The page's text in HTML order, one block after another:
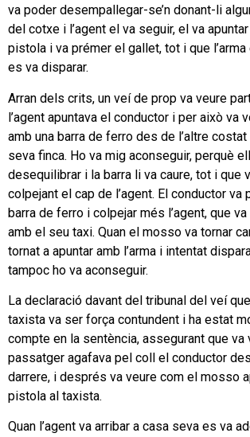
va poder desempallegar-se’n donant-li
del cotxe i l’agent el va seguir, el va
pistola i va prémer el gallet, tot i que
es va disparar.
Arran dels crits, un veí de prop va veure
l’agent apuntava el conductor i per això va
amb una barra de ferro des de l’altre
seva finca. Ho va mig aconseguir, perquè
desequilibrar i la barra li va caure, tot i que
colpejant el cap de l’agent. El conductor va
barra de ferro i colpejar més l’agent, que
amb el seu taxi. Quan el mosso va tornar
tornat a apuntar amb l’arma i intentat
tampoc ho va aconseguir.
La declaració davant del tribunal del veí
taxista va ser força contundent i ha estat
compte en la sentència, assegurant que va
passatger agafava pel coll el conductor
darrere, i després va veure com el mosso
pistola al taxista.
Quan l’agent va arribar a casa seva es va